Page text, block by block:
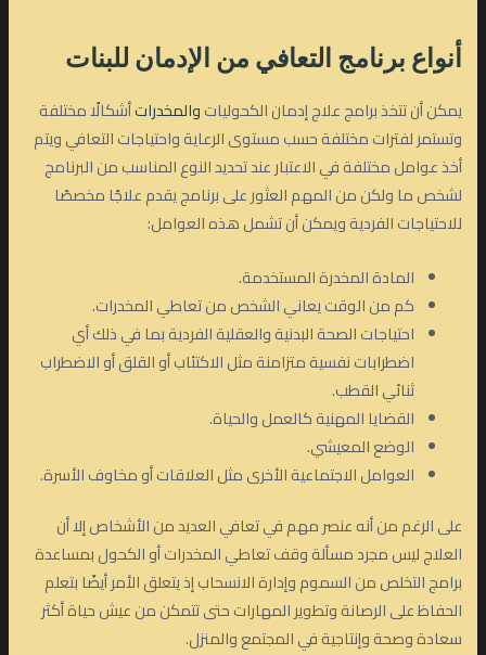
أنواع برنامج التعافي من الإدمان للبنات
يمكن أن تتخذ برامج علاج إدمان الكحولياتوالمخدراتأشكالًا مختلفة
وتستمر لفترات مختلفة حسب مستوى الرعاية واحتياجات التعافي ويتم
أخذ عوامل مختلفة في الاعتبار عند تحديد النوع المناسب من البرنامج
لشخص ما ولكن من المهم العثور على برنامج يقدم علاجًا مخصصًا
للاحتياجات الفردية ويمكن أن تشمل هذه العوامل:
المادة المخدرة المستخدمة.
كم من الوقت يعاني الشخص من تعاطي المخدرات.
احتياجات الصحة البدنية والعقلية الفردية بما في ذلك أي
اضطرابات نفسية متزامنة مثل الاكتئاب أو القلق أو الاضطراب
ثنائي القطب.
القضايا المهنية كالعمل والحياة.
الوضع المعيشي.
العوامل الاجتماعية الأخرى مثل العلاقات أو مخاوف الأسرة.
على الرغم من أنه عنصر مهم في تعافي العديد من الأشخاص إلا أن
العلاج ليس مجرد مسألة وقف تعاطي المخدرات أو الكحول بمساعدة
برامج التخلص من السموم وإدارة الانسحاب إذ يتعلق الأمر أيضًا بتعلم
الحفاظ على الرصانة وتطوير المهارات حتى تتمكن من عيش حياة أكثر
سعادة وصحة وإنتاجية في المجتمع والمنزل.